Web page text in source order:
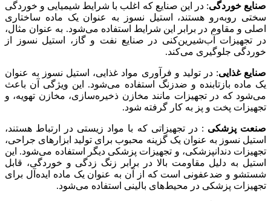
صنایع خوردگی: در این صنایع که اغلب با شرایط شیمیایی و خوردگی
سختی روبه‌رو هستند، استیل نسوز به عنوان یک ماده ساختاری
اصلی و مقاوم در برابر این شرایط استفاده می‌شود. به عنوان مثال،
در تجهیزات آب‌شیرین‌کنی در صنایع نفت و گاز، استیل نسوز از
خوردگی جلوگیری می‌کند.
صنایع غذایی: در تولید و فرآوری مواد غذایی، استیل نسوز به عنوان
یک ماده بازتابنده و ضدزنگ استفاده می‌شود. این ویژگی آن باعث
می‌شود که در تجهیزات مانند مخازن ذخیره‌سازی، مخازن تهویه، و
تجهیزات پخت و پز به کار گرفته شود.
صنعت پزشکی :‌ در تجهیزاتی که با مواد زیستی در ارتباط هستند،
استیل نسوز به عنوان یک گزینه محبوب برای تولید ابزارهای جراحی،
تجهیزات دندانپزشکی، و تجهیزات پزشکی دیگر استفاده می‌شود. این
استیل به دلیل مقاومت بالا در برابر زنگ زدگی و خوردگی، قابل
شستشو و ضدعفونی است که از آن به عنوان یک ماده ایده‌آل برای
تجهیزات پزشکی در محیط‌های بالینی استفاده می‌شود.